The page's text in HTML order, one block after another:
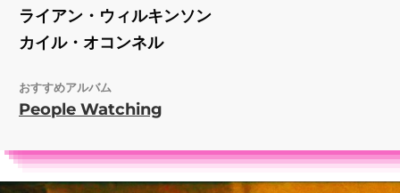
ライアン・ウィルキンソン
カイル・オコンネル
おすすめアルバム
People Watching